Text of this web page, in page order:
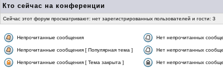
Кто сейчас на конференции
Сейчас этот форум просматривают: нет зарегистрированных пользователей и гости: 3
Непрочитанные сообщения Нет непрочитанных
Непрочитанные сообщения [ Популярная тема ] Нет непрочитанных
Непрочитанные сообщения [ Тема закрыта ] Нет непрочитанных